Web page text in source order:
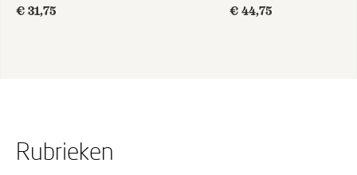
€ 31,75
€ 44,75
Rubrieken